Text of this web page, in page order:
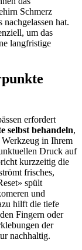
Schmerz
hat.
um das
langfristige
erfordert
selbst behandeln,
in Ihrem
Druck auf
kurzzeitig die
frisches,
spült
und
hilft die tiefe
Fingern oder
der
nachhaltig.